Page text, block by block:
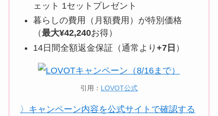
ェット 1セットプレゼント
暮らしの費用（月額費用）が特別価格
（最大¥42,240お得）
14日間全額返金保証（通常より+7日 ）
引用： LOVOT公式
〉キャンペーン内容を公式サイトで確認する